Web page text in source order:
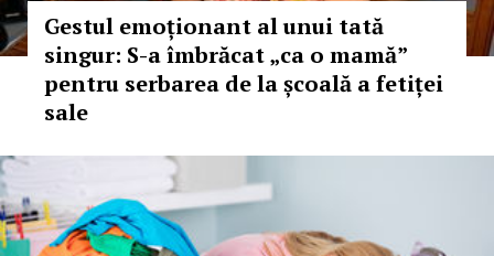
Gestul emoționant al unui tată
singur: S-a îmbrăcat „ca o mamă”
pentru serbarea de la școală a fetiței
sale